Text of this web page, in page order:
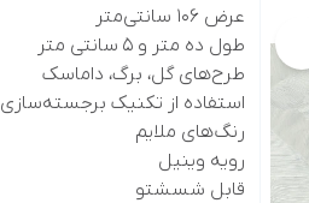
عرض 106 سانتی‌متر
طول ده متر و 5 سانتی متر
طرح‌های گل، برگ، داماسک
استفاده از تکنیک برجسته‌سازی
رنگ‌های ملایم
رویه وینیل
قابل شسشتو